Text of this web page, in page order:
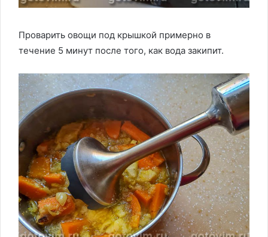
Проварить овощи под крышкой примерно в
течение 5 минут после того, как вода закипит.